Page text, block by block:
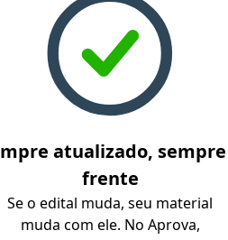
atualizado,
frente
Se o edital muda, seu material
muda com ele. No Aprova,